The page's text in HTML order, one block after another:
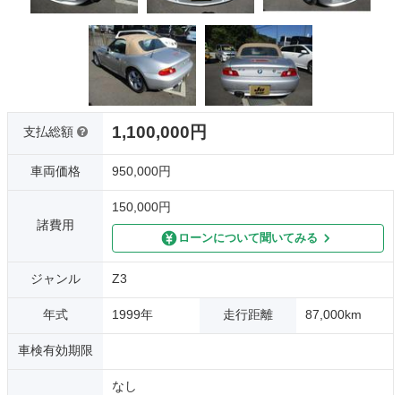
支払総額 1,100,000円
車両価格 950,000円
諸費用
150,000円
ローンについて聞いてみる
ジャンル Z3
年式 1999年 走行距離 87,000km
車検有効期限
なし